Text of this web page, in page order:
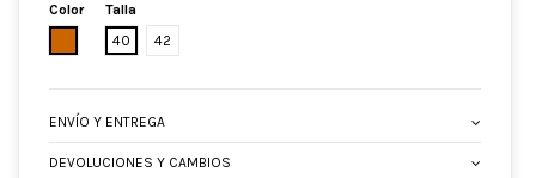
Color
Talla
40
42
ENVÍO Y ENTREGA
DEVOLUCIONES Y CAMBIOS